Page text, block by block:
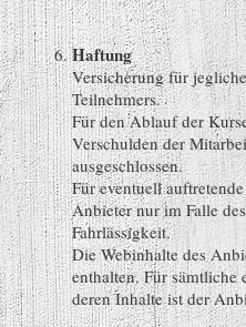
Haftung
Versicherung für
Teilnehmers.
Für den Ablauf der
Verschulden der
ausgeschlossen.
Für eventuell
Anbieter nur im Falle
Fahrlässigkeit.
Die Webinhalte des
enthalten. Für sämtliche
deren Inhalte ist der